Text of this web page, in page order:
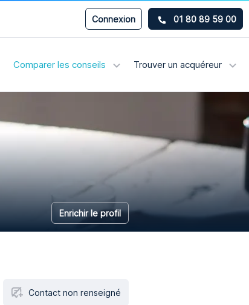
Connexion 01 80 89 59 00
Comparer les conseils Trouver un acquéreur
Enrichir le profil
Contact non renseigné